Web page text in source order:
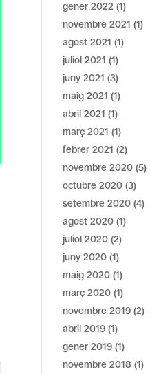
gener 2022 (1)
novembre 2021 (1)
agost 2021 (1)
juliol 2021 (1)
juny 2021 (3)
maig 2021 (1)
abril 2021 (1)
març 2021 (1)
febrer 2021 (2)
novembre 2020 (5)
octubre 2020 (3)
setembre 2020 (4)
agost 2020 (1)
juliol 2020 (2)
juny 2020 (1)
maig 2020 (1)
març 2020 (1)
novembre 2019 (2)
abril 2019 (1)
gener 2019 (1)
novembre 2018 (1)